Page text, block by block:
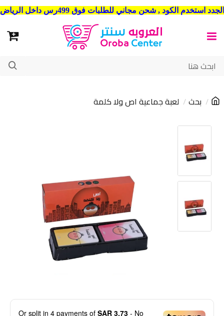
شحن مجاني للطلبات فوق 499رس داخل الرياض . وشحن الي جميع مدن المملكة العربية السعودية
بحث لعبة جماعية اص ولا كلمة
Or split in 4 payments of SAR 3.73 - No